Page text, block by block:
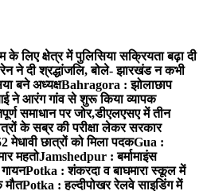
के लिए क्षेत्र में पुलिसिया सक्रियता बढ़ा दी
ने दी श्रद्धांजलि, बोले- झारखंड न कभी
बने अध्यक्षBahragora : झोलाछाप
ने आरंग गांव से शुरू किया व्यापक
समाधान पर जोर,डीएलएसए में तीन
के सब्र की परीक्षा लेकर सरकार
मेधावी छात्रों को मिला पदकGua :
महतोJamshedpur : बर्मामाइंस
Potka : शंकरदा व बाघमारा स्कूल में
मौतPotka : हल्दीपोखर रेलवे साइडिंग में